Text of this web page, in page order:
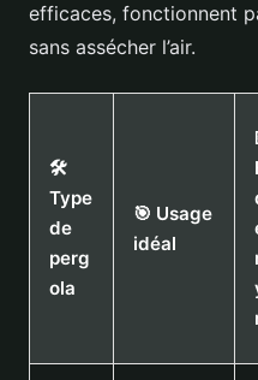
efficaces, fonctionnent
sans assécher l’air.
🛠️
Type
de
perg
ola
🎯 Usage
idéal